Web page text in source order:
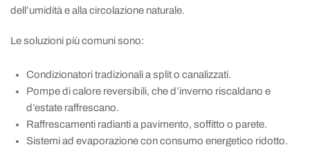
dell’umidità e alla circolazione naturale.
Le soluzioni più comuni sono:
Condizionatori tradizionali a split o canalizzati.
Pompe di calore reversibili, che d’inverno riscaldano e
d’estate raffrescano.
Raffrescamenti radianti a pavimento, soffitto o parete.
Sistemi ad evaporazione con consumo energetico ridotto.